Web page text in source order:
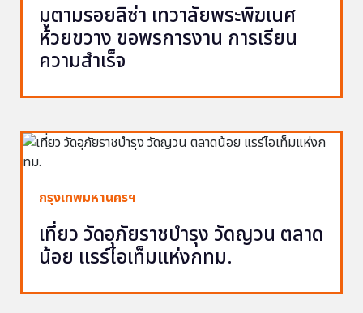
มูตามรอยลิซ่า เทวาลัยพระพิฆเนศ
ห้วยขวาง ขอพรการงาน การเรียน
ความสำเร็จ
กรุงเทพมหานครฯ
เที่ยว วัดอุภัยราชบำรุง วัดญวน ตลาด
น้อย แรร์ไอเท็มแห่งกทม.